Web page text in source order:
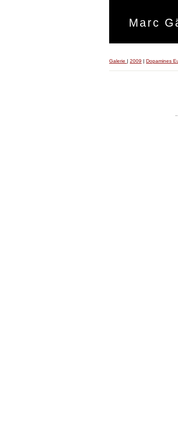
Marc
Galerie | 2009 | Dopamines